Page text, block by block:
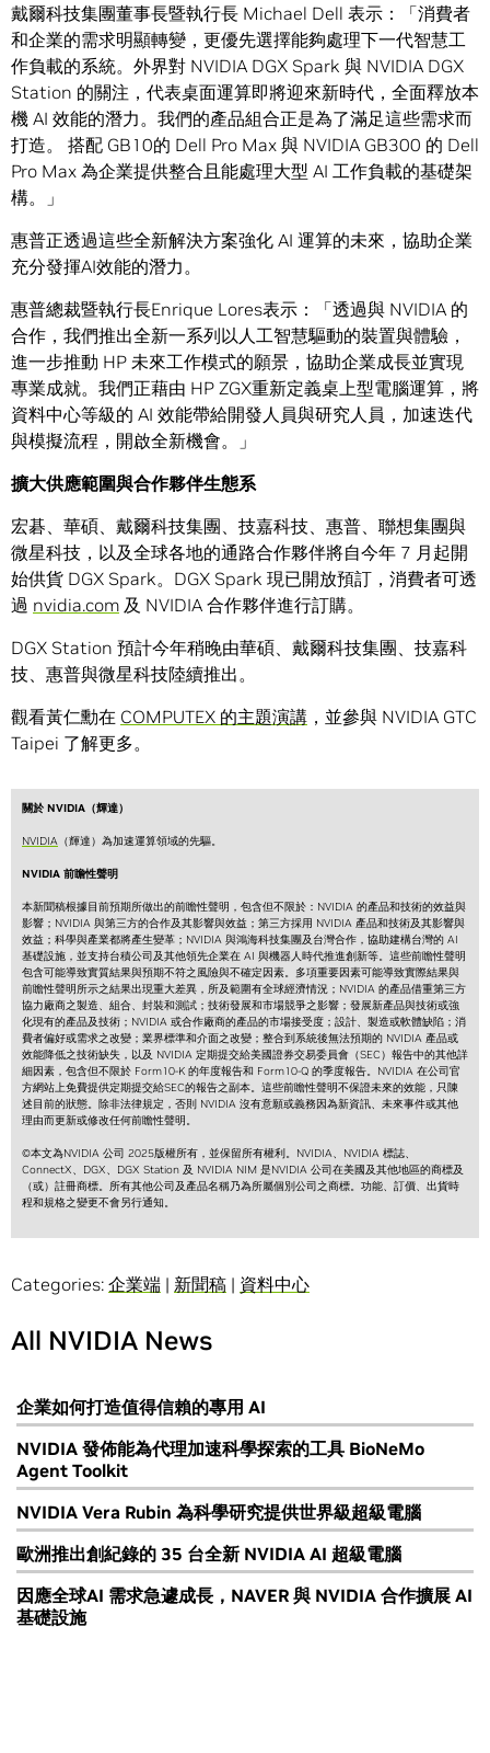
戴爾科技集團董事長暨執行長 Michael Dell 表示：「消費者
和企業的需求明顯轉變，更優先選擇能夠處理下一代智慧工
作負載的系統。外界對 NVIDIA DGX Spark 與 NVIDIA DGX
Station 的關注，代表桌面運算即將迎來新時代，全面釋放本
機 AI 效能的潛力。我們的產品組合正是為了滿足這些需求而
打造。 搭配 GB10的 Dell Pro Max 與 NVIDIA GB300 的 Dell
Pro Max 為企業提供整合且能處理大型 AI 工作負載的基礎架
構。」
惠普正透過這些全新解決方案強化 AI 運算的未來，協助企業
充分發揮AI效能的潛力。
惠普總裁暨執行長Enrique Lores表示：「透過與 NVIDIA 的
合作，我們推出全新一系列以人工智慧驅動的裝置與體驗，
進一步推動 HP 未來工作模式的願景，協助企業成長並實現
專業成就。我們正藉由 HP ZGX重新定義桌上型電腦運算，將
資料中心等級的 AI 效能帶給開發人員與研究人員，加速迭代
與模擬流程，開啟全新機會。」
擴大供應範圍與合作夥伴生態系
宏碁、華碩、戴爾科技集團、技嘉科技、惠普、聯想集團與
微星科技，以及全球各地的通路合作夥伴將自今年 7 月起開
始供貨 DGX Spark。DGX Spark 現已開放預訂，消費者可透
過 nvidia.com 及 NVIDIA 合作夥伴進行訂購。
DGX Station 預計今年稍晚由華碩、戴爾科技集團、技嘉科
技、惠普與微星科技陸續推出。
觀看黃仁勳在 COMPUTEX 的主題演講 ，並參與 NVIDIA GTC
Taipei 了解更多。
關於 NVIDIA（輝達）
NVIDIA （輝達）為加速運算領域的先驅。
NVIDIA 前瞻性聲明
本新聞稿根據目前預期所做出的前瞻性聲明，包含但不限於：NVIDIA 的產品和技術的效益與
影響；NVIDIA 與第三方的合作及其影響與效益；第三方採用 NVIDIA 產品和技術及其影響與
效益；科學與產業都將產生變革；NVIDIA 與鴻海科技集團及台灣合作，協助建構台灣的 AI
基礎設施，並支持台積公司及其他領先企業在 AI 與機器人時代推進創新等。這些前瞻性聲明
包含可能導致實質結果與預期不符之風險與不確定因素。多項重要因素可能導致實際結果與
前瞻性聲明所示之結果出現重大差異，所及範圍有全球經濟情況；NVIDIA 的產品借重第三方
協力廠商之製造、組合、封裝和測試；技術發展和市場競爭之影響；發展新產品與技術或強
化現有的產品及技術；NVIDIA 或合作廠商的產品的市場接受度；設計、製造或軟體缺陷；消
費者偏好或需求之改變；業界標準和介面之改變；整合到系統後無法預期的 NVIDIA 產品或
效能降低之技術缺失，以及 NVIDIA 定期提交給美國證券交易委員會（SEC）報告中的其他詳
細因素，包含但不限於 Form10-K 的年度報告和 Form10-Q 的季度報告。NVIDIA 在公司官
方網站上免費提供定期提交給SEC的報告之副本。這些前瞻性聲明不保證未來的效能，只陳
述目前的狀態。除非法律規定，否則 NVIDIA 沒有意願或義務因為新資訊、未來事件或其他
理由而更新或修改任何前瞻性聲明。
©本文為NVIDIA 公司 2025版權所有，並保留所有權利。NVIDIA、NVIDIA 標誌、
ConnectX、DGX、DGX Station 及 NVIDIA NIM 是NVIDIA 公司在美國及其他地區的商標及
（或）註冊商標。所有其他公司及產品名稱乃為所屬個別公司之商標。功能、訂價、出貨時
程和規格之變更不會另行通知。
Categories: 企業端 | 新聞稿 | 資料中心
All NVIDIA News
企業如何打造值得信賴的專用 AI
NVIDIA 發佈能為代理加速科學探索的工具 BioNeMo
Agent Toolkit
NVIDIA Vera Rubin 為科學研究提供世界級超級電腦
歐洲推出創紀錄的 35 台全新 NVIDIA AI 超級電腦
因應全球AI 需求急遽成長，NAVER 與 NVIDIA 合作擴展 AI
基礎設施